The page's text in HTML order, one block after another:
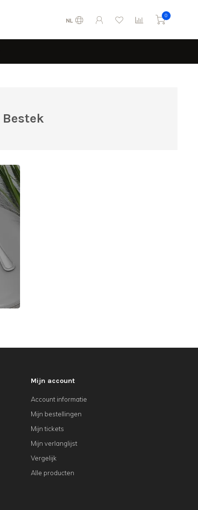
NL
0
Bestek
Mijn account
Account informatie
Mijn bestellingen
Mijn tickets
Mijn verlanglijst
Vergelijk
Alle producten